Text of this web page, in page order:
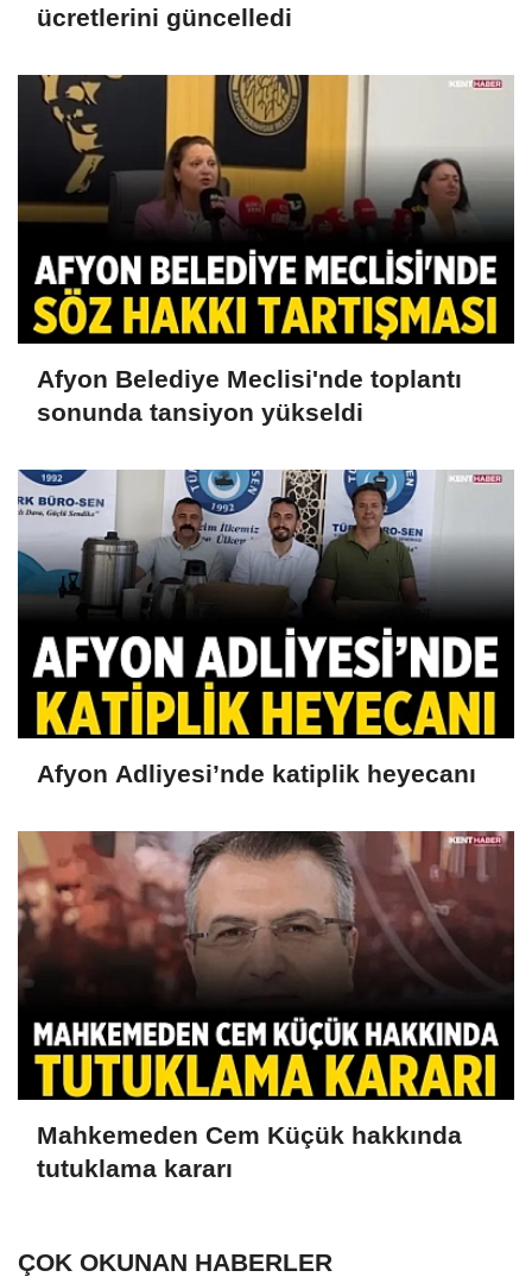
ücretlerini güncelledi
Afyon Belediye Meclisi'nde toplantı
sonunda tansiyon yükseldi
Afyon Adliyesi’nde katiplik heyecanı
Mahkemeden Cem Küçük hakkında
tutuklama kararı
ÇOK OKUNAN HABERLER